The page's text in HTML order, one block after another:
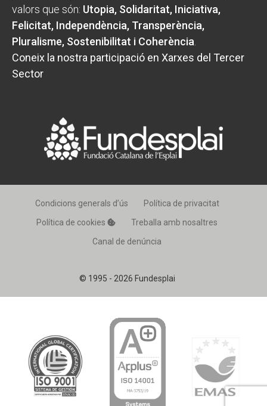
valors que són: Utopia, Solidaritat, Iniciativa,
Felicitat, Independència, Transperència,
Pluralisme, Sostenibilitat i Coherència
Coneix la nostra participació en Xarxes del Tercer
Sector
© 1995 - 2026 Fundesplai
Condicions generals d’ús
Política de privacitat
Política de cookies
Treballa amb nosaltres
Canal de denúncia